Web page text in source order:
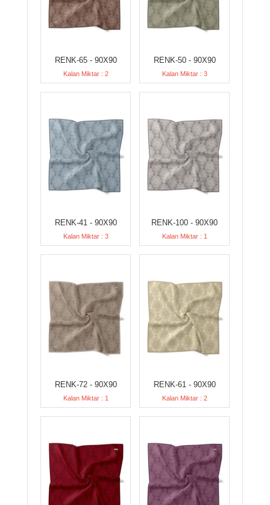
RENK-65 - 90X90
Kalan Miktar : 2
RENK-50 - 90X90
Kalan Miktar : 3
RENK-41 - 90X90
Kalan Miktar : 3
RENK-100 - 90X90
Kalan Miktar : 1
RENK-72 - 90X90
Kalan Miktar : 1
RENK-61 - 90X90
Kalan Miktar : 2